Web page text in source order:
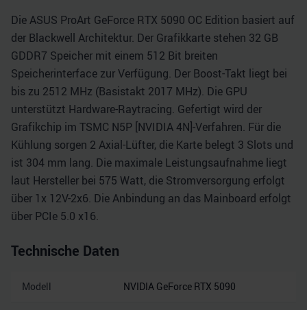
Die ASUS ProArt GeForce RTX 5090 OC Edition basiert auf
der Blackwell Architektur. Der Grafikkarte stehen 32 GB
GDDR7 Speicher mit einem 512 Bit breiten
Speicherinterface zur Verfügung. Der Boost-Takt liegt bei
bis zu 2512 MHz (Basistakt 2017 MHz). Die GPU
unterstützt Hardware-Raytracing. Gefertigt wird der
Grafikchip im TSMC N5P [NVIDIA 4N]-Verfahren. Für die
Kühlung sorgen 2 Axial-Lüfter, die Karte belegt 3 Slots und
ist 304 mm lang. Die maximale Leistungsaufnahme liegt
laut Hersteller bei 575 Watt, die Stromversorgung erfolgt
über 1x 12V-2x6. Die Anbindung an das Mainboard erfolgt
über PCIe 5.0 x16.
Technische Daten
Modell NVIDIA GeForce RTX 5090